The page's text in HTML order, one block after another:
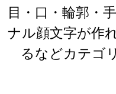
目・口・輪郭・
ナル顔文字が作
るなどカテゴ